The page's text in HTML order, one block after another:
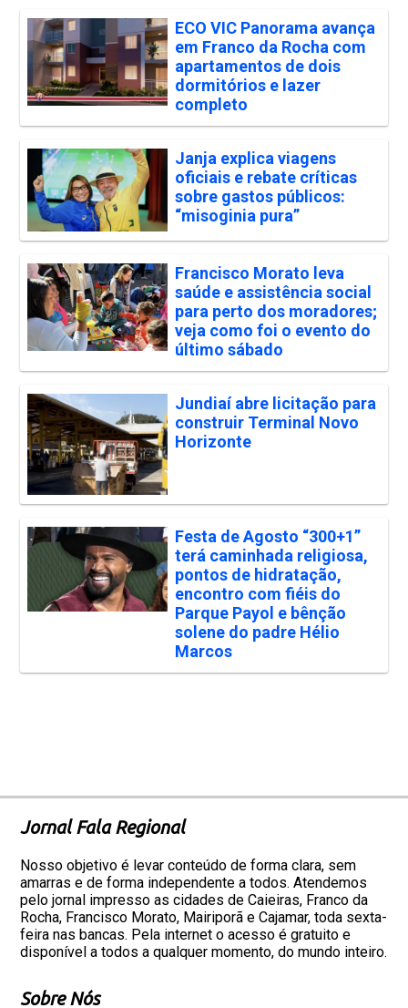
ECO VIC Panorama avança
em Franco da Rocha com
apartamentos de dois
dormitórios e lazer
completo
Janja explica viagens
oficiais e rebate críticas
sobre gastos públicos:
“misoginia pura”
Francisco Morato leva
saúde e assistência social
para perto dos moradores;
veja como foi o evento do
último sábado
Jundiaí abre licitação para
construir Terminal Novo
Horizonte
Festa de Agosto “300+1”
terá caminhada religiosa,
pontos de hidratação,
encontro com fiéis do
Parque Payol e bênção
solene do padre Hélio
Marcos
Jornal Fala Regional
Nosso objetivo é levar conteúdo de forma clara, sem
amarras e de forma independente a todos. Atendemos
pelo jornal impresso as cidades de Caieiras, Franco da
Rocha, Francisco Morato, Mairiporã e Cajamar, toda sexta-
feira nas bancas. Pela internet o acesso é gratuito e
disponível a todos a qualquer momento, do mundo inteiro.
Sobre Nós